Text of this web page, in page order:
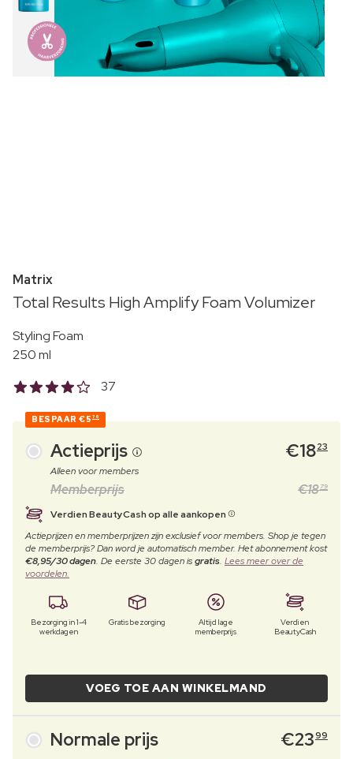
Matrix
Total Results High Amplify Foam Volumizer
Styling Foam
250 ml
37
BESPAAR €5 76
Actieprijs €1823
Alleen voor members
Memberprijs €18 79
Verdien BeautyCash op alle aankopen
Actieprijzen en memberprijzen zijn exclusief voor members. Shop je tegen
de memberprijs? Dan word je automatisch member. Het abonnement kost
€8,95/30 dagen. De eerste 30 dagen isgratis. Lees meer over de
voordelen.
Bezorging in 1-4
werkdagen
Gratis bezorging
Altijd lage
memberprijs
Verdien
BeautyCash
VOEG TOE AAN WINKELMAND
Normale prijs €2399